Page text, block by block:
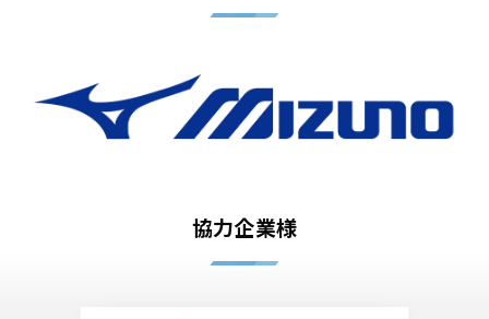
協力企業様